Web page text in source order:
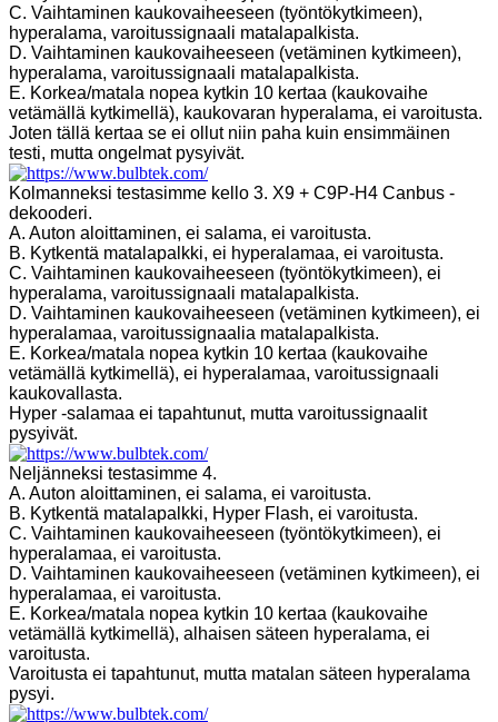
C. Vaihtaminen kaukovaiheeseen (työntökytkimeen),
hyperalama, varoitussignaali matalapalkista.
D. Vaihtaminen kaukovaiheeseen (vetäminen kytkimeen),
hyperalama, varoitussignaali matalapalkista.
E. Korkea/matala nopea kytkin 10 kertaa (kaukovaihe
vetämällä kytkimellä), kaukovaran hyperalama, ei varoitusta.
Joten tällä kertaa se ei ollut niin paha kuin ensimmäinen
testi, mutta ongelmat pysyivät.
Kolmanneksi testasimme kello 3. X9 + C9P-H4 Canbus -
dekooderi.
A. Auton aloittaminen, ei salama, ei varoitusta.
B. Kytkentä matalapalkki, ei hyperalamaa, ei varoitusta.
C. Vaihtaminen kaukovaiheeseen (työntökytkimeen), ei
hyperalama, varoitussignaali matalapalkista.
D. Vaihtaminen kaukovaiheeseen (vetäminen kytkimeen), ei
hyperalamaa, varoitussignaalia matalapalkista.
E. Korkea/matala nopea kytkin 10 kertaa (kaukovaihe
vetämällä kytkimellä), ei hyperalamaa, varoitussignaali
kaukovallasta.
Hyper -salamaa ei tapahtunut, mutta varoitussignaalit
pysyivät.
Neljänneksi testasimme 4.
A. Auton aloittaminen, ei salama, ei varoitusta.
B. Kytkentä matalapalkki, Hyper Flash, ei varoitusta.
C. Vaihtaminen kaukovaiheeseen (työntökytkimeen), ei
hyperalamaa, ei varoitusta.
D. Vaihtaminen kaukovaiheeseen (vetäminen kytkimeen), ei
hyperalamaa, ei varoitusta.
E. Korkea/matala nopea kytkin 10 kertaa (kaukovaihe
vetämällä kytkimellä), alhaisen säteen hyperalama, ei
varoitusta.
Varoitusta ei tapahtunut, mutta matalan säteen hyperalama
pysyi.